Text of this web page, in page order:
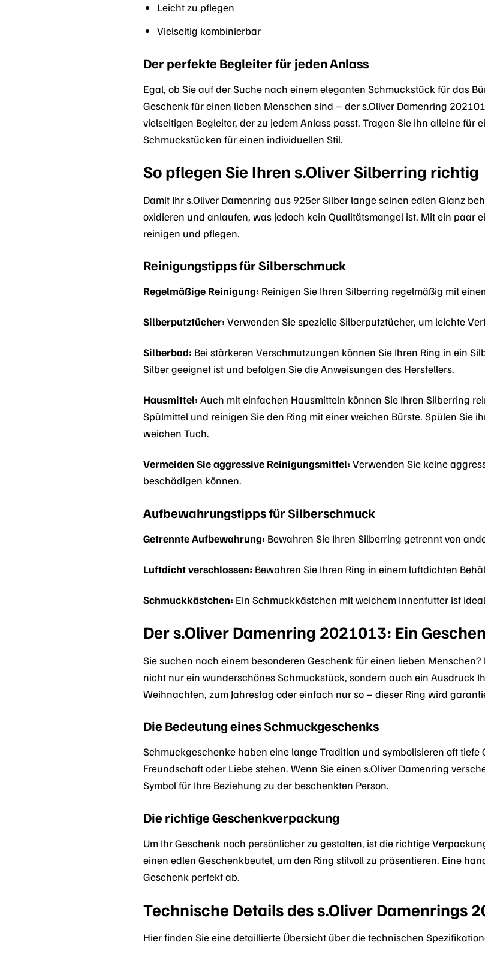
Leicht zu pflegen
Vielseitig kombinierbar
Der perfekte Begleiter für jeden Anlass
Egal, ob Sie auf der Suche nach einem eleganten Schmuckstück für das
Geschenk für einen lieben Menschen sind – der s.Oliver Damenring
vielseitigen Begleiter, der zu jedem Anlass passt. Tragen Sie ihn alleine
Schmuckstücken für einen individuellen Stil.
So pflegen Sie Ihren s.Oliver Silberring richtig
Damit Ihr s.Oliver Damenring aus 925er Silber lange seinen edlen Glanz
oxidieren und anlaufen, was jedoch kein Qualitätsmangel ist. Mit ein paar
reinigen und pflegen.
Reinigungstipps für Silberschmuck
Regelmäßige Reinigung: Reinigen Sie Ihren Silberring regelmäßig mit
Silberputztücher: Verwenden Sie spezielle Silberputztücher, um leichte
Silberbad: Bei stärkeren Verschmutzungen können Sie Ihren Ring in ein
Silber geeignet ist und befolgen Sie die Anweisungen des Herstellers.
Hausmittel: Auch mit einfachen Hausmitteln können Sie Ihren Silberring
Spülmittel und reinigen Sie den Ring mit einer weichen Bürste. Spülen
weichen Tuch.
Vermeiden Sie aggressive Reinigungsmittel: Verwenden Sie keine
beschädigen können.
Aufbewahrungstipps für Silberschmuck
Getrennte Aufbewahrung: Bewahren Sie Ihren Silberring getrennt von
Luftdicht verschlossen: Bewahren Sie Ihren Ring in einem luftdichten
Schmuckkästchen: Ein Schmuckkästchen mit weichem Innenfutter ist
Der s.Oliver Damenring 2021013: Ein
Sie suchen nach einem besonderen Geschenk für einen lieben
nicht nur ein wunderschönes Schmuckstück, sondern auch ein Ausdruck
Weihnachten, zum Jahrestag oder einfach nur so – dieser Ring wird
Die Bedeutung eines Schmuckgeschenks
Schmuckgeschenke haben eine lange Tradition und symbolisieren oft
Freundschaft oder Liebe stehen. Wenn Sie einen s.Oliver Damenring
Symbol für Ihre Beziehung zu der beschenkten Person.
Die richtige Geschenkverpackung
Um Ihr Geschenk noch persönlicher zu gestalten, ist die richtige
einen edlen Geschenkbeutel, um den Ring stilvoll zu präsentieren. Eine
Geschenk perfekt ab.
Technische Details des s.Oliver Damenrings
Hier finden Sie eine detaillierte Übersicht über die technischen